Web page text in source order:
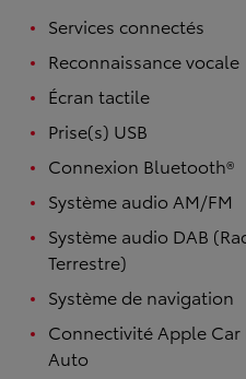
Services connectés
Reconnaissance vocale
Écran tactile
Prise(s) USB
Connexion Bluetooth®
Système audio AM/FM
Système audio DAB
Terrestre)
Système de navigation
Connectivité Apple
Auto